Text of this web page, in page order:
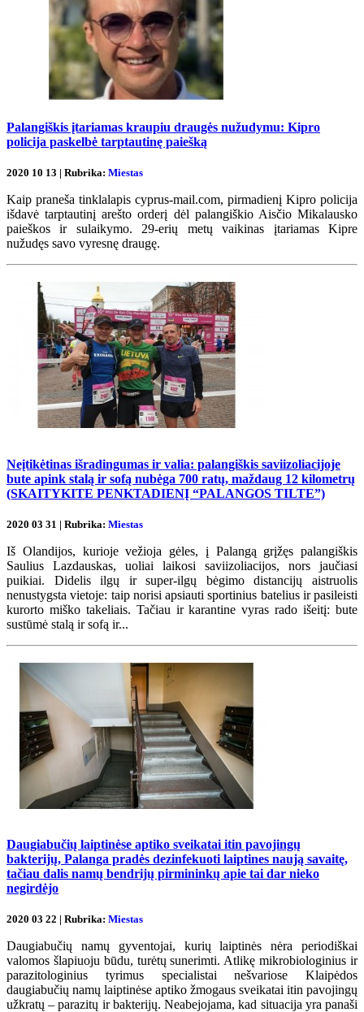
Palangiškis įtariamas kraupiu draugės nužudymu: Kipro
policija paskelbė tarptautinę paiešką
2020 10 13 | Rubrika: Miestas
Kaip praneša tinklalapis cyprus-mail.com, pirmadienį Kipro policija
išdavė tarptautinį arešto orderį dėl palangiškio Aisčio Mikalausko
paieškos ir sulaikymo. 29-erių metų vaikinas įtariamas Kipre
nužudęs savo vyresnę draugę.
Neįtikėtinas išradingumas ir valia: palangiškis saviizoliacijoje
bute apink stalą ir sofą nubėga 700 ratų, maždaug 12 kilometrų
(SKAITYKITE PENKTADIENĮ “PALANGOS TILTE”)
2020 03 31 | Rubrika: Miestas
Iš Olandijos, kurioje vežioja gėles, į Palangą grįžęs palangiškis
Saulius Lazdauskas, uoliai laikosi saviizoliacijos, nors jaučiasi
puikiai. Didelis ilgų ir super-ilgų bėgimo distancijų aistruolis
nenustygsta vietoje: taip norisi apsiauti sportinius batelius ir pasileisti
kurorto miško takeliais. Tačiau ir karantine vyras rado išeitį: bute
sustūmė stalą ir sofą ir...
Daugiabučių laiptinėse aptiko sveikatai itin pavojingų
bakterijų, Palanga pradės dezinfekuoti laiptines naują savaitę,
tačiau dalis namų bendrijų pirmininkų apie tai dar nieko
negirdėjo
2020 03 22 | Rubrika: Miestas
Daugiabučių namų gyventojai, kurių laiptinės nėra periodiškai
valomos šlapiuoju būdu, turėtų sunerimti. Atlikę mikrobiologinius ir
parazitologinius tyrimus specialistai nešvariose Klaipėdos
daugiabučių namų laiptinėse aptiko žmogaus sveikatai itin pavojingų
užkratų – parazitų ir bakterijų. Neabejojama, kad situacija yra panaši